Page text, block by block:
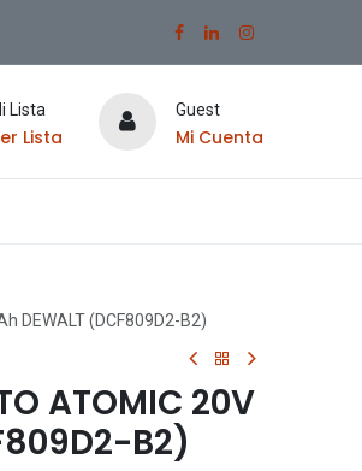
Lista
Lista
Guest
Mi Cuenta
DEWALT (DCF809D2-B2)
ATOMIC 20V
B2)